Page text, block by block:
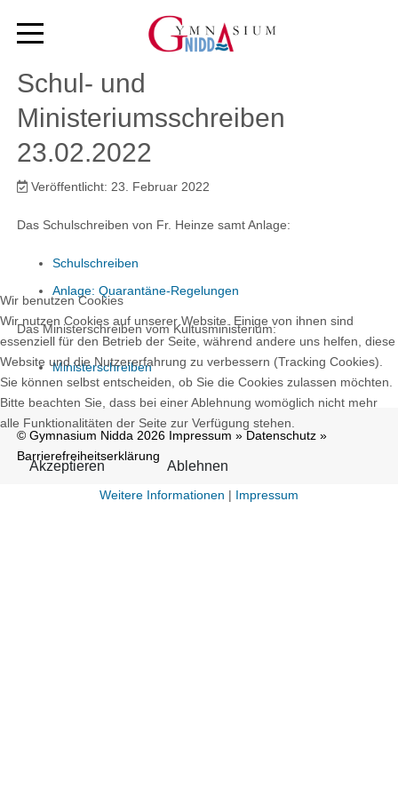
Schul- und
Ministeriumsschreiben
23.02.2022
Veröffentlicht: 23. Februar 2022
Das Schulschreiben von Fr. Heinze samt Anlage:
Schulschreiben
Anlage: Quarantäne-Regelungen
Das Ministerschreiben vom Kultusministerium:
Ministerschreiben
© Gymnasium Nidda 2026 Impressum » Datenschutz »
Barrierefreiheitserklärung
Wir benutzen Cookies
Wir nutzen Cookies auf unserer Website. Einige von ihnen sind
essenziell für den Betrieb der Seite, während andere uns helfen, diese
Website und die Nutzererfahrung zu verbessern (Tracking Cookies).
Sie können selbst entscheiden, ob Sie die Cookies zulassen möchten.
Bitte beachten Sie, dass bei einer Ablehnung womöglich nicht mehr
alle Funktionalitäten der Seite zur Verfügung stehen.
Akzeptieren Ablehnen
Weitere Informationen | Impressum